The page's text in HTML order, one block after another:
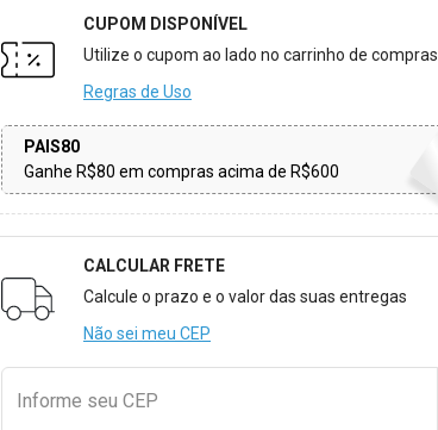
CUPOM DISPONÍVEL
Utilize o cupom ao lado no carrinho de compras
Regras de Uso
PAIS80
Ganhe R$80 em compras acima de R$600
Formulário para Calcular o Frete
CALCULAR FRETE
Calcule o prazo e o valor das suas entregas
Não sei meu CEP
Informe seu CEP